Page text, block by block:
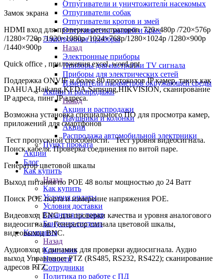
Отпугиватели и уничтожители насекомых
Отпугиватели собак
Отпугиватели кротов и змей
Отпугиватели мышей и крыс
Электронные приборы
Назад
Электронные приборы
Приборы для настройки TV сигнала
Приборы для электрических сетей
Измерители параметров окружающей среды
Акции и распродажи
Назад
Акции и распродажи
Наушники и колонки
Акции
Распродажа автомобильной электрники
Пункт проката
Акции
Блог
Как купить
Назад
Как купить
Условия оплаты
Условия доставки
Гарантия на товар
Бонусная система
Компания
Назад
Компания
Новости
Сотрудники
Политика по работе с ПД
Замок экрана
HDMI вход для проверки регистраторов 720×480p /720×576p
/1280×720p /1920×1080p /1024×768p/1280×1024p /1280×900p
/1440×900p
Quick office , приложения excel, word,ppt
Поддержка ONVIF и более 80 протоколов IP камер, таких как
DAHUA,Haikang,KEDA,Samsung,HIKVISION, сканирование
IP адреса, пинг IP адреса.
Возможна установка специального ПО для просмотра камер,
приложений для смартфонов
Тест пропускной способности. Тест уровня видеосигнала.
Поиск кабеля. Проверка соединения по витой паре.
Генератор цветовой шкалы
Выход питания по POE 48 вольт мощностью до 24 Ватт
Поиск POE порта и измерение напряжения POE.
Видеовход BNC для проверки качества и уровня аналогового
видеосигнала. Генератор сигнала цветовой шкалы,
видеовыход BNC.
Аудиовход и динамик для проверки аудиосигнала. Аудио
выход Управление PTZ (RS485, RS232, RS422); сканирование
адресов PTZ.